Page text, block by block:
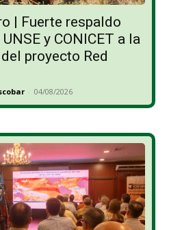
| Fuerte respaldo
y CONICET a la
proyecto Red
- 04/08/2026